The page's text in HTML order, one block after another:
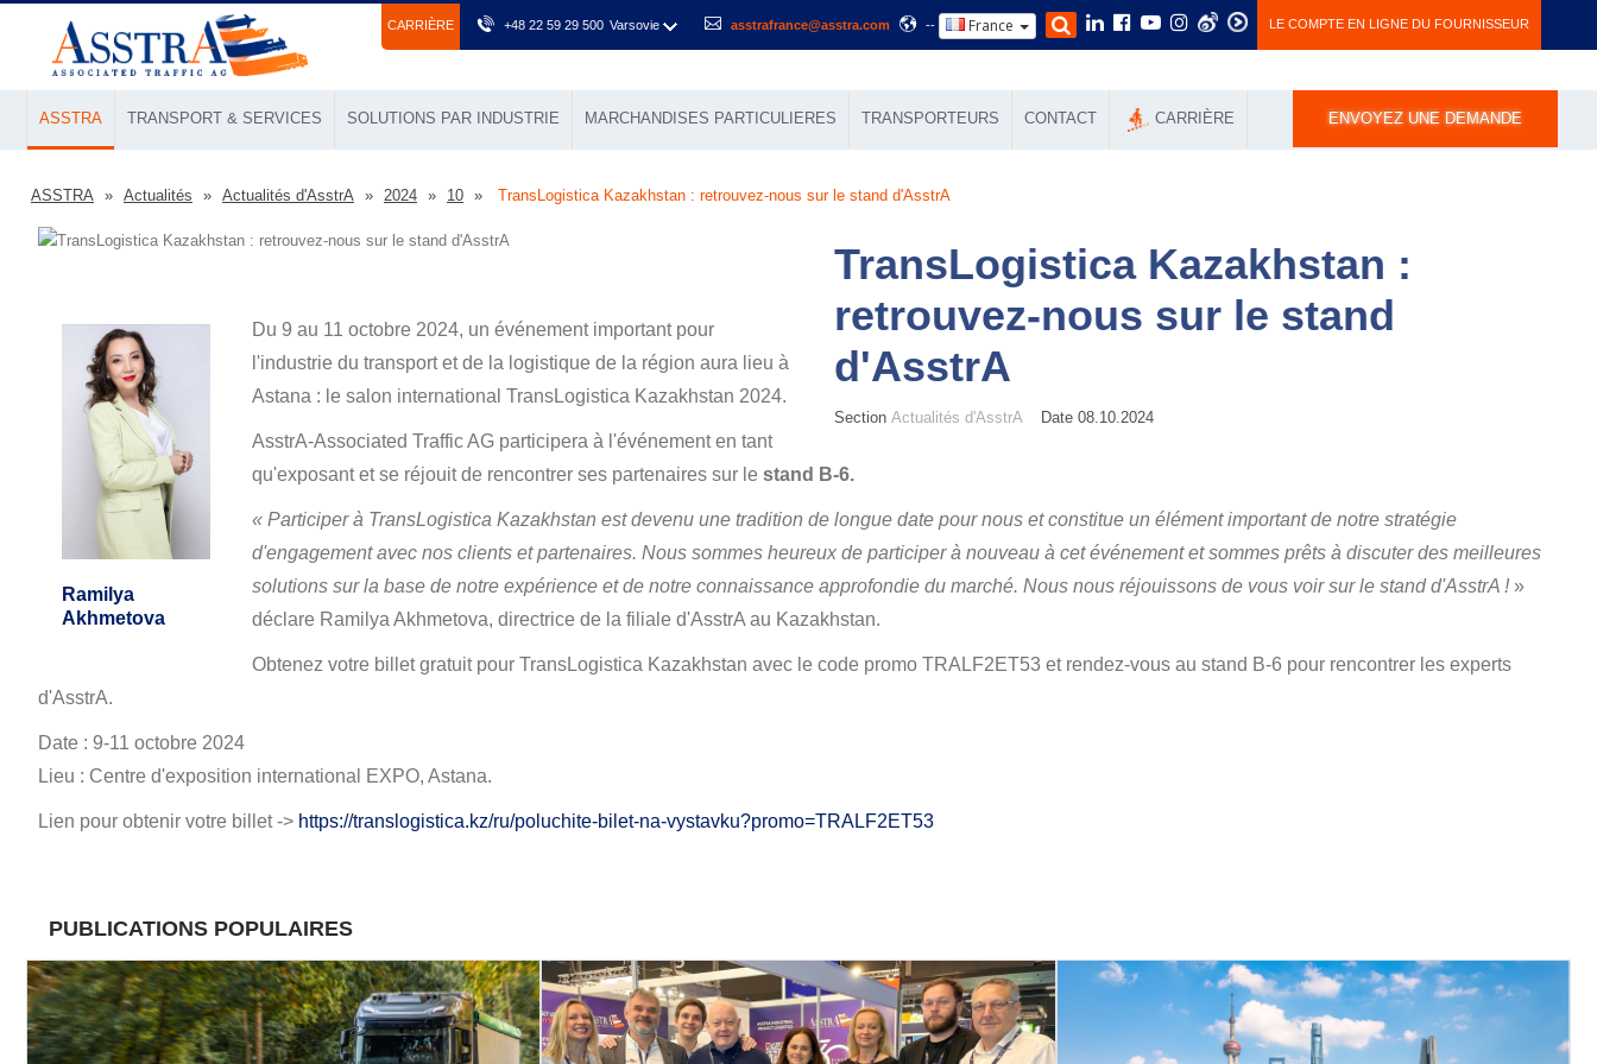
СARRIÈRE +48 22 59 29 500 Varsovie asstrafrance@asstra.com -- France LE COMPTE EN LIGNE DU FOURNISSEUR
ASSTRA TRANSPORT & SERVICES SOLUTIONS PAR INDUSTRIE MARCHANDISES PARTICULIERES TRANSPORTEURS CONTACT СARRIÈRE ENVOYEZ UNE DEMANDE
ASSTRA Actualités Actualités d'AsstrA 2024 10 TransLogistica Kazakhstan : retrouvez-nous sur le stand d'AsstrA
TransLogistica Kazakhstan :
retrouvez-nous sur le stand
d'AsstrA
Section Actualités d'AsstrA Date 08.10.2024
Ramilya
Akhmetova
Du 9 au 11 octobre 2024, un événement important pour
l'industrie du transport et de la logistique de la région aura lieu à
Astana : le salon international TransLogistica Kazakhstan 2024.
AsstrA-Associated Traffic AG participera à l'événement en tant
qu'exposant et se réjouit de rencontrer ses partenaires sur le stand B-6.
« Participer à TransLogistica Kazakhstan est devenu une tradition de longue date pour nous et constitue un élément important de notre stratégie
d'engagement avec nos clients et partenaires. Nous sommes heureux de participer à nouveau à cet événement et sommes prêts à discuter des meilleures
solutions sur la base de notre expérience et de notre connaissance approfondie du marché. Nous nous réjouissons de vous voir sur le stand d'AsstrA !»
déclare Ramilya Akhmetova, directrice de la filiale d'AsstrA au Kazakhstan.
Obtenez votre billet gratuit pour TransLogistica Kazakhstan avec le code promo TRALF2ET53 et rendez-vous au stand B-6 pour rencontrer les experts
d'AsstrA.
Date : 9-11 octobre 2024
Lieu : Centre d'exposition international EXPO, Astana.
Lien pour obtenir votre billet -> https://translogistica.kz/ru/poluchite-bilet-na-vystavku?promo=TRALF2ET53
PUBLICATIONS POPULAIRES